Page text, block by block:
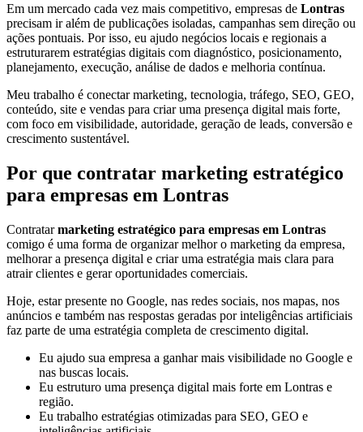
Em um mercado cada vez mais competitivo, empresas de Lontras
precisam ir além de publicações isoladas, campanhas sem direção ou
ações pontuais. Por isso, eu ajudo negócios locais e regionais a
estruturarem estratégias digitais com diagnóstico, posicionamento,
planejamento, execução, análise de dados e melhoria contínua.
Meu trabalho é conectar marketing, tecnologia, tráfego, SEO, GEO,
conteúdo, site e vendas para criar uma presença digital mais forte,
com foco em visibilidade, autoridade, geração de leads, conversão e
crescimento sustentável.
Por que contratar marketing estratégico
para empresas em Lontras
Contratarmarketing estratégico para empresas em Lontras
comigo é uma forma de organizar melhor o marketing da empresa,
melhorar a presença digital e criar uma estratégia mais clara para
atrair clientes e gerar oportunidades comerciais.
Hoje, estar presente no Google, nas redes sociais, nos mapas, nos
anúncios e também nas respostas geradas por inteligências artificiais
faz parte de uma estratégia completa de crescimento digital.
Eu ajudo sua empresa a ganhar mais visibilidade no Google e
nas buscas locais.
Eu estruturo uma presença digital mais forte em Lontras e
região.
Eu trabalho estratégias otimizadas para SEO, GEO e